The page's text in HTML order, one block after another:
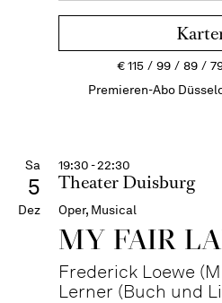
€115 99 89
Premieren-Abo
Sa
5
Dez
19:30 - 22:30
Theater Duisburg
Oper, Musical
MY FAIR
Frederick Loewe
Lerner (Buch und